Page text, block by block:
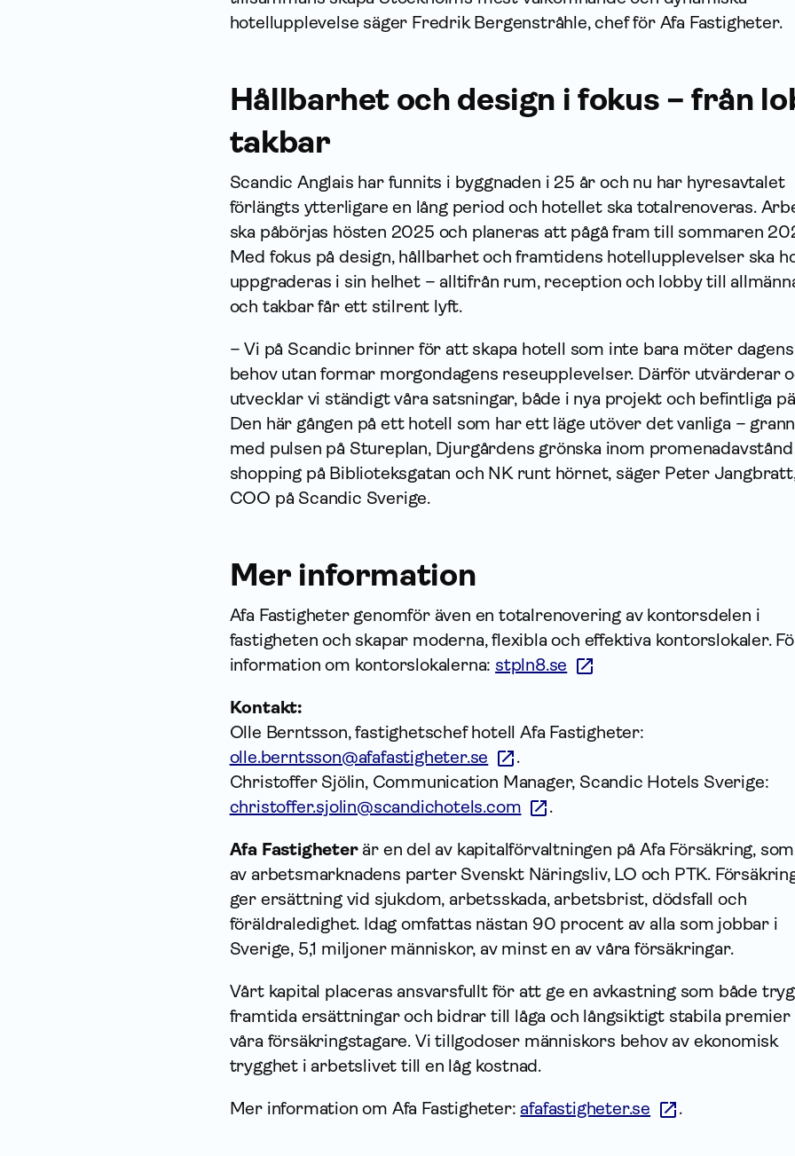
hotellupplevelse säger Fredrik Bergenstråhle, chef för Afa Fastigheter.
Hållbarhet och design i fokus – från
takbar
Scandic Anglais har funnits i byggnaden i 25 år och nu har hyresavtalet
förlängts ytterligare en lång period och hotellet ska totalrenoveras.
ska påbörjas hösten 2025 och planeras att pågå fram till sommaren
Med fokus på design, hållbarhet och framtidens hotellupplevelser ska
uppgraderas i sin helhet – alltifrån rum, reception och lobby till
och takbar får ett stilrent lyft.
– Vi på Scandic brinner för att skapa hotell som inte bara möter dagens
behov utan formar morgondagens reseupplevelser. Därför utvärderar
utvecklar vi ständigt våra satsningar, både i nya projekt och befintliga
Den här gången på ett hotell som har ett läge utöver det vanliga –
med pulsen på Stureplan, Djurgårdens grönska inom
shopping på Biblioteksgatan och NK runt hörnet, säger Peter
COO på Scandic Sverige.
Mer information
Afa Fastigheter genomför även en totalrenovering av kontorsdelen i
fastigheten och skapar moderna, flexibla och effektiva kontorslokaler.
information om kontorslokalerna: stpln8.se
Kontakt:
Olle Berntsson, fastighetschef hotell Afa Fastigheter:
olle.berntsson@afafastigheter.se
.
Christoffer Sjölin, Communication Manager, Scandic Hotels Sverige:
christoffer.sjolin@scandichotels.com
.
Afa Fastigheter är en del av kapitalförvaltningen på Afa Försäkring,
av arbetsmarknadens parter Svenskt Näringsliv, LO och PTK.
ger ersättning vid sjukdom, arbetsskada, arbetsbrist, dödsfall och
föräldraledighet. Idag omfattas nästan 90 procent av alla som jobbar i
Sverige, 5,1 miljoner människor, av minst en av våra försäkringar.
Vårt kapital placeras ansvarsfullt för att ge en avkastning som både
framtida ersättningar och bidrar till låga och långsiktigt stabila premier
våra försäkringstagare. Vi tillgodoser människors behov av ekonomisk
trygghet i arbetslivet till en låg kostnad.
Mer information om Afa Fastigheter: afafastigheter.se .